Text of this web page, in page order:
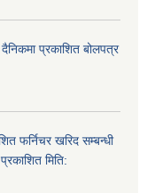
प्रकाशित बोलपत्र
फर्निचर खरिद सम्बन्धी
मिति: